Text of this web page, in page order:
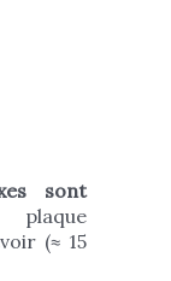
sont
(≈ 15